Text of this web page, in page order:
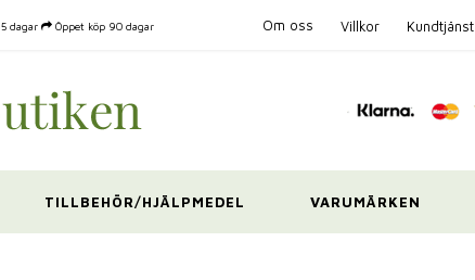
dagar Öppet köp 90 dagar Om oss Villkor Kundtjänst
TILLBEHÖR/HJÄLPMEDEL VARUMÄRKEN